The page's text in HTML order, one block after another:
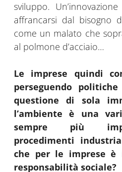
sviluppo.
affrancarsi dal bisogno
come un malato che
al polmone d’acciaio…
Le imprese quindi
perseguendo
questione di sola
l’ambiente è una
sempre più
procedimenti
che per le imprese è
responsabilità sociale?